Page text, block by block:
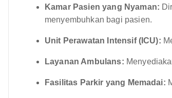
Kamar Pasien yang Nyaman:
menyembuhkan bagi pasien.
Unit Perawatan Intensif (ICU):
Layanan Ambulans:
Fasilitas Parkir yang Memadai: